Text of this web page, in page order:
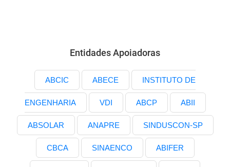
Entidades Apoiadoras
ABCIC ABECE INSTITUTO DE
ENGENHARIA VDI ABCP ABII
ABSOLAR ANAPRE SINDUSCON-SP
CBCA SINAENCO ABIFER